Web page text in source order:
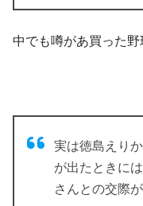
中でも噂があ買った
実は徳島えり
が出たときに
さんとの交際